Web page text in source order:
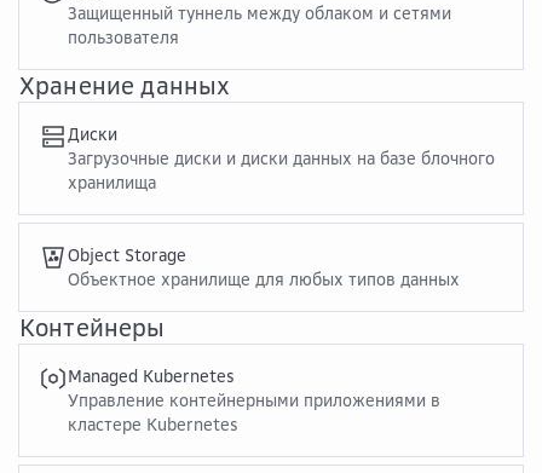
Защищенный туннель между облаком и сетями
пользователя
Хранение данных
Диски
Загрузочные диски и диски данных на базе блочного
хранилища
Object Storage
Объектное хранилище для любых типов данных
Контейнеры
Managed Kubernetes
Управление контейнерными приложениями в
кластере Kubernetes